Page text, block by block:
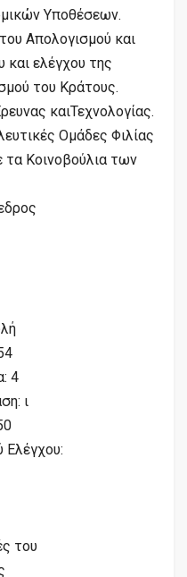
Υποθέσεων.
Απολογισμού και
και ελέγχου της
του Κράτους.
καιΤεχνολογίας.
Ομάδες Φιλίας
Κοινοβούλια των
4
ι
Ελέγχου:
του